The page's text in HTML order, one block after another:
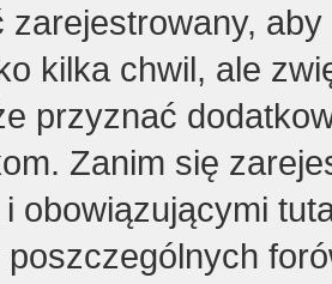
zarejestrowany,
kilka chwil, ale
przyznać
Zanim się
obowiązującymi
poszczególnych